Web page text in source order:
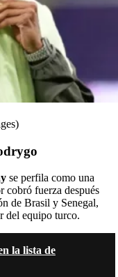
se perfila como una
cobró fuerza después
de Brasil y Senegal,
del equipo turco.
la lista de